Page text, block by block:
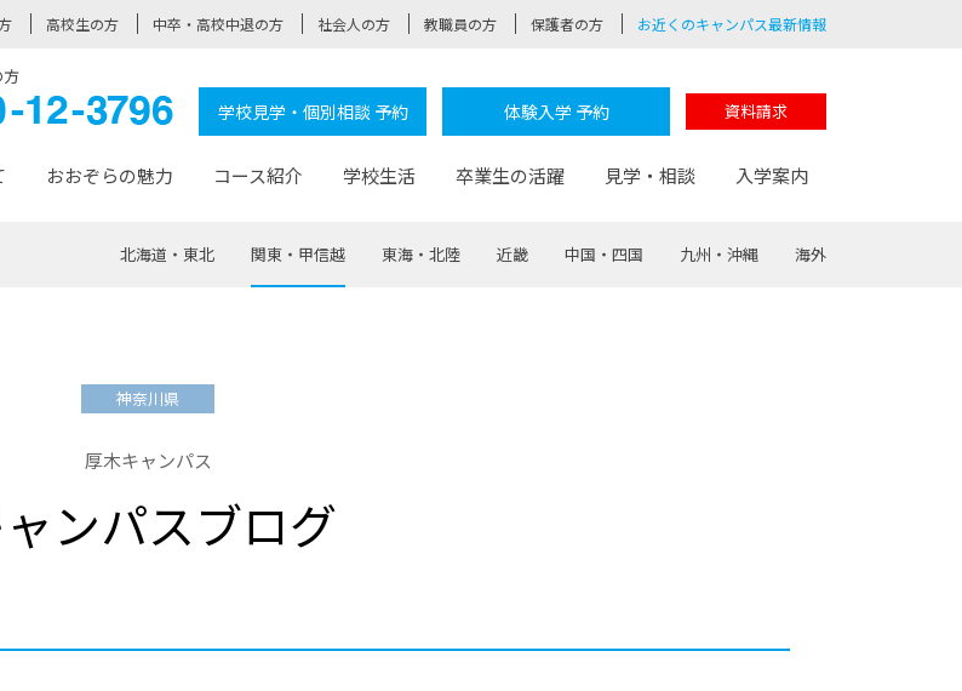
高校生の方 中卒・高校中退の方 社会人の方 教職員の方 保護者の方 お近くのキャンパス最新情報
方
0120-学校見学・個別相談 予約 体験入学 予約 資料請求
おおぞらについて トップページ
おおぞら高校とは
サポート
おおぞらの魅力
おおぞらの魅力 トップページ
なりたい大人になるための体験
-社会の架け橋プログラム®
コース紹介
コース紹介 トップページ
学校生活
学校生活 トップページ
先輩の声 おおぞら100選
卒業生の活躍
卒業生の活躍 トップページ
見学・相談
見学・相談 トップページ
入学案内
入学案内 トップページ
卒業までの流れ
北海道・東北 関東・甲信越 東海・北陸 近畿 中国・四国 九州・沖縄 海外
神奈川県
厚木キャンパス
ンパスブログ